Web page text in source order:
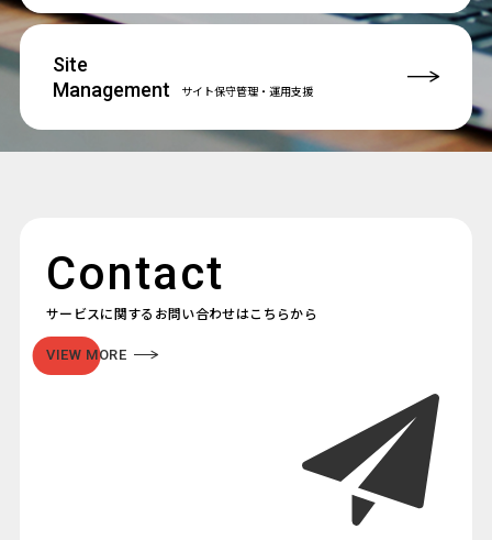
Site
Management
サイト保守管理・運用支援
Contact
サービスに関するお問い合わせはこちらから
VIEW MORE